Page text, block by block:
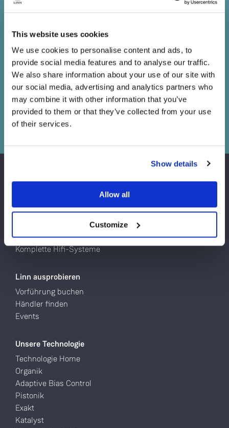
This website uses cookies
We use cookies to personalise content and ads, to
provide social media features and to analyse our traffic.
We also share information about your use of our site with
our social media, advertising and analytics partners who
may combine it with other information that you’ve
provided to them or that they’ve collected from your use
of their services.
Show details
Allow all
Customize
Nein
Klang direkt vom Ursprung
Informationen, die an der Quelle verloren gehen, sind für
Lautsprecher sind, Sie können nicht zurückholen, was
bereits verloren gegangen ist. Daher ist es wichtig, dass
Sie die bestmögliche Quelle an den Anfang Ihres HiFi-
Systems stellen.
Produkte
Netzwerkplayer
Endstufen
Komplette Hifi-Systeme
Linn ausprobieren
Vorführung buchen
Händler finden
Events
Unsere Technologie
Technologie Home
Organik
Adaptive Bias Control
Pistonik
Exakt
Katalyst